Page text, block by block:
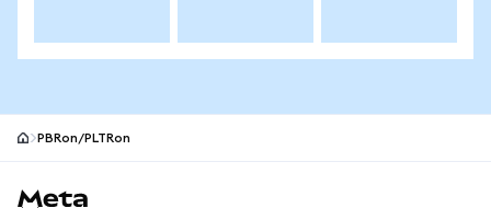
PBRon/PLTRon